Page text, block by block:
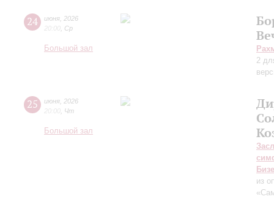
24 июня 2026
20:00 Ср
Большой зал
2
25 июня 2026
20:00 Чт
Большой зал
Бизе
из